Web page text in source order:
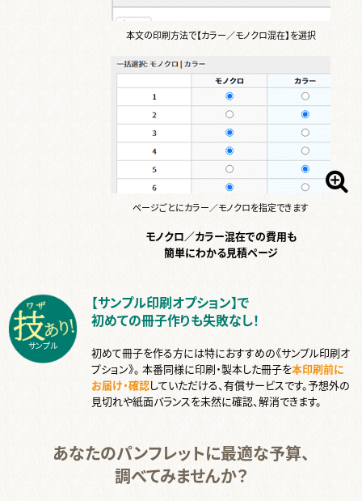
本文の印刷方法で【カラー／モノクロ混在】を選択
ページごとにカラー／モノクロを指定できます
モノクロ／カラー混在での費用も
簡単にわかる見積ページ
サンプル
【サンプル印刷オプション】で
初めての冊子作りも失敗なし！
初めて冊子を作る方には特におすすめの《サンプル印刷オ
プション》。 本番同様に印刷・製本した冊子を本印刷前に
お届け・確認していただける、有償サービスです。予想外の
見切れや紙面バランスを未然に確認、解消できます。
あなたのパンフレットに最適な予算、
調べてみませんか？